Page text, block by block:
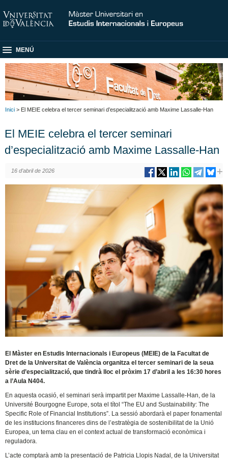
MENÚ
Inici > El MEIE celebra el tercer seminari d’especialització amb Maxime Lassalle-Han
El MEIE celebra el tercer seminari
d’especialització amb Maxime Lassalle-Han
16 d’abril de 2026
El Màster en Estudis Internacionals i Europeus (MEIE) de la Facultat de
Dret de la Universitat de València organitza el tercer seminari de la seua
sèrie d’especialització, que tindrà lloc el pròxim 17 d’abril a les 16:30 hores
a l’Aula N404.
En aquesta ocasió, el seminari serà impartit per Maxime Lassalle-Han, de la
Université Bourgogne Europe, sota el títol “The EU and Sustainability: The
Specific Role of Financial Institutions”. La sessió abordarà el paper fonamental
de les institucions financeres dins de l’estratègia de sostenibilitat de la Unió
Europea, un tema clau en el context actual de transformació econòmica i
reguladora.
L’acte comptarà amb la presentació de Patricia Llopis Nadal, de la Universitat